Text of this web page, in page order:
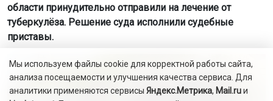
области принудительно отправили на лечение от
туберкулёза. Решение суда исполнили судебные
приставы.
Мы используем файлы cookie для корректной работы сайта,
анализа посещаемости и улучшения качества сервиса. Для
аналитики применяются сервисы Яндекс.Метрика, Mail.ruи